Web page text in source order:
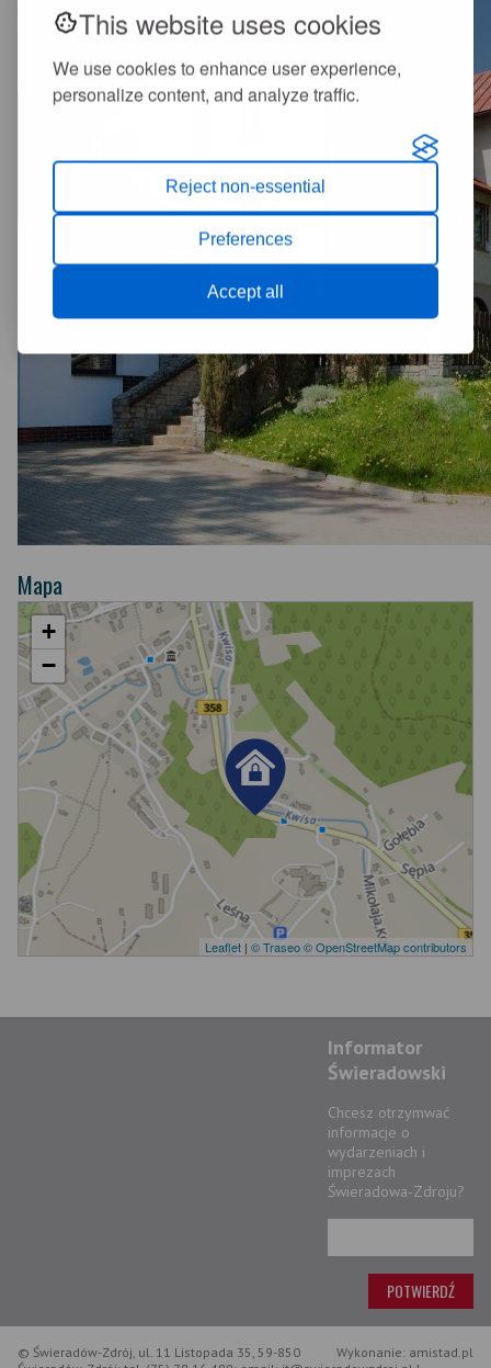
This website uses cookies
We use cookies to enhance user experience,
personalize content, and analyze traffic.
Reject non-essential
Preferences
Accept all
Mapa
+
−
Leaflet | © Traseo© OpenStreetMap contributors
Informator
Świeradowski
Chcesz otrzymwać
informacje o
wydarzeniach i
imprezach
Świeradowa-Zdroju?
Wykonanie: amistad.pl
© Świeradów-Zdrój, ul. 11 Listopada 35, 59-850